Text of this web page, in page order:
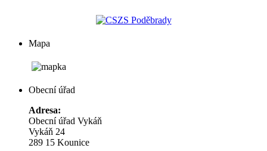
Mapa
Obecní úřad
Adresa:
Obecní úřad Vykáň
Vykáň 24
289 15 Kounice